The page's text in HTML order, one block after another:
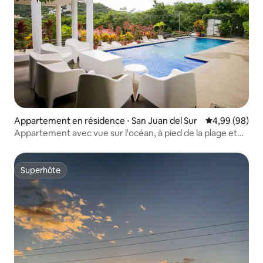
Appartement en résidence ⋅ San Juan del Sur Évaluation
4,99 (98)
Appartement avec vue sur l'océan, à pied de la plage et
Superhôte
Superhôte